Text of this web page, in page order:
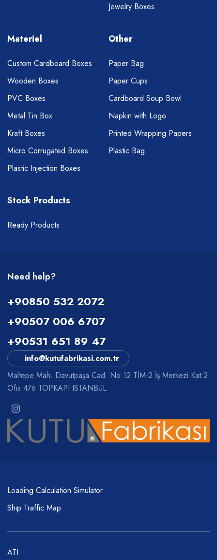
Jewelry Boxes
Materiel
Custom Cardboard Boxes
Wooden Boxes
PVC Boxes
Metal Tin Box
Kraft Boxes
Micro Corrugated Boxes
Plastic Injection Boxes
Other
Paper Bag
Paper Cups
Cardboard Soup Bowl
Napkin with Logo
Printed Wrapping Papers
Plastic Bag
Stock Products
Ready Products
Need help?
+90850 532 2072
+90507 006 6707
+90531 651 89 47
info@kutufabrikasi.com.tr
Maltepe Mah. Davutpaşa Cad. No:12 TİM-2 İş Merkezi Kat:2
Ofis:476 TOPKAPI ISTANBUL
Loading Calculation Simulator
Ship Traffic Map
ATI